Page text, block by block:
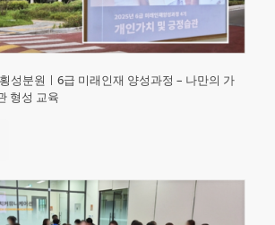
성분원ㅣ6급 미래인재 양성과정 – 나만의 가
형성 교육